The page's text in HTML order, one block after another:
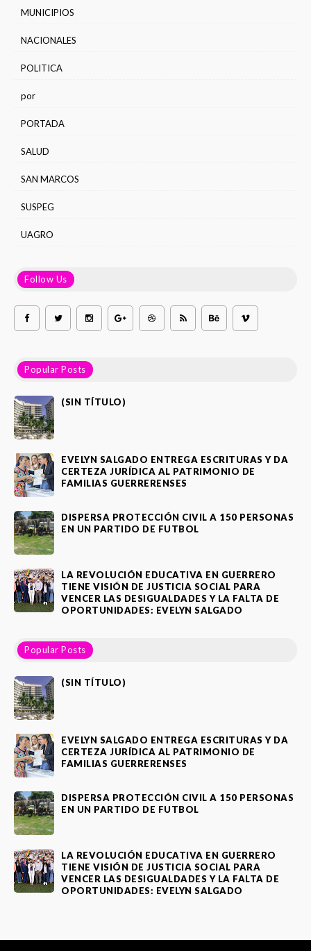
MUNICIPIOS
NACIONALES
POLITICA
por
PORTADA
SALUD
SAN MARCOS
SUSPEG
UAGRO
Follow Us
Popular Posts
(SIN TÍTULO)
EVELYN SALGADO ENTREGA ESCRITURAS Y DA
CERTEZA JURÍDICA AL PATRIMONIO DE
FAMILIAS GUERRERENSES
DISPERSA PROTECCIÓN CIVIL A 150 PERSONAS
EN UN PARTIDO DE FUTBOL
LA REVOLUCIÓN EDUCATIVA EN GUERRERO
TIENE VISIÓN DE JUSTICIA SOCIAL PARA
VENCER LAS DESIGUALDADES Y LA FALTA DE
OPORTUNIDADES: EVELYN SALGADO
Popular Posts
(SIN TÍTULO)
EVELYN SALGADO ENTREGA ESCRITURAS Y DA
CERTEZA JURÍDICA AL PATRIMONIO DE
FAMILIAS GUERRERENSES
DISPERSA PROTECCIÓN CIVIL A 150 PERSONAS
EN UN PARTIDO DE FUTBOL
LA REVOLUCIÓN EDUCATIVA EN GUERRERO
TIENE VISIÓN DE JUSTICIA SOCIAL PARA
VENCER LAS DESIGUALDADES Y LA FALTA DE
OPORTUNIDADES: EVELYN SALGADO